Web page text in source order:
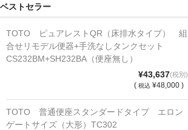
c
e
b
k
tt
er
ベストセラー
TOTO ピュアレストQR（床排水タイプ） 組
合せリモデル便器+手洗なしタンクセット
CS232BM+SH232BA（便座無し）
¥43,637(税別)
( 税込 ¥48,000 )
TOTO 普通便座スタンダードタイプ エロン
ゲートサイズ（大形）TC302